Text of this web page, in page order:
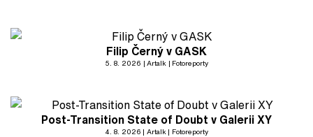
Filip Černý v GASK
5. 8. 2026 Artalk Fotoreporty
Post-Transition State of Doubt v Galerii XY
4. 8. 2026 Artalk Fotoreporty